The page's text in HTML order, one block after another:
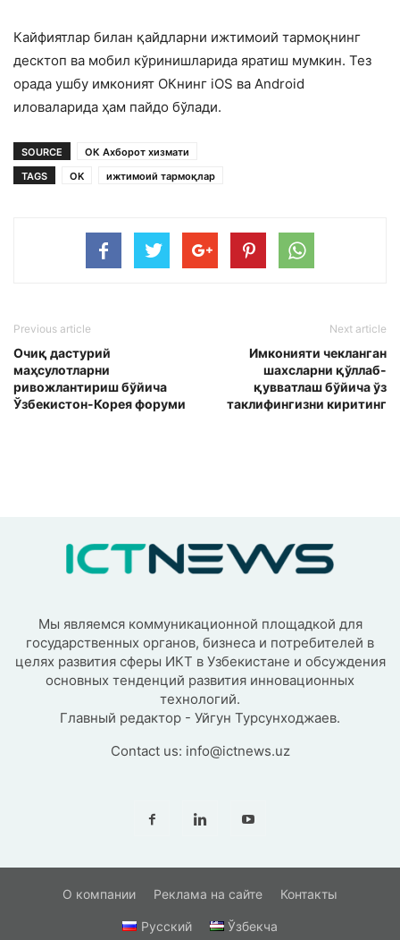
Кайфиятлар билан қайдларни ижтимоий тармоқнинг
десктоп ва мобил кўринишларида яратиш мумкин. Тез
орада ушбу имконият ОКнинг iOS ва Android
иловаларида ҳам пайдо бўлади.
SOURCE
ОК Ахборот хизмати
TAGS
OK ижтимоий тармоқлар
Previous article
Очиқ дастурий
маҳсулотларни
ривожлантириш бўйича
Ўзбекистон-Корея форуми
Next article
Имконияти чекланган
шахсларни қўллаб-
қувватлаш бўйича ўз
таклифингизни киритинг
Мы являемся коммуникационной площадкой для
государственных органов, бизнеса и потребителей в
целях развития сферы ИКТ в Узбекистане и обсуждения
основных тенденций развития инновационных
технологий.
Главный редактор - Уйгун Турсунходжаев.
Contact us: info@ictnews.uz
О компании Реклама на сайте Контакты
Русский Ўзбекча